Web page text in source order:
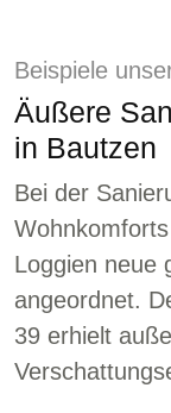
Beispiele
Äußere
in Bautzen
Bei der
Loggien neue
angeordnet.
39 erhielt